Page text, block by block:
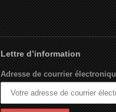
Lettre d’information
Adresse de courrier